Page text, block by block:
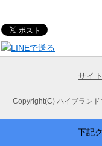
サイ
Copyright(C) ハイブランド
下記